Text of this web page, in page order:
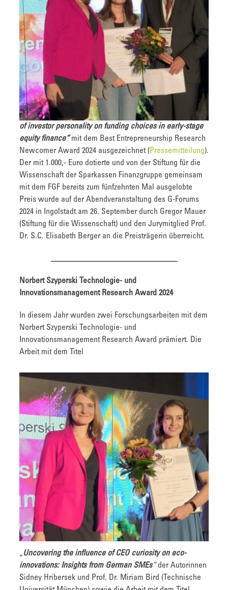
of investor personality on funding choices in early-stage
equity finance“mit dem Best Entrepreneurship Research
Newcomer Award 2024 ausgezeichnet ( Pressemitteilung).
Der mit 1.000,- Euro dotierte und von der Stiftung für die
Wissenschaft der Sparkassen Finanzgruppe gemeinsam
mit dem FGF bereits zum fünfzehnten Mal ausgelobte
Preis wurde auf der Abendveranstaltung des G-Forums
2024 in Ingolstadt am 26. September durch Gregor Mauer
(Stiftung für die Wissenschaft) und den Jurymitglied Prof.
Dr. S.C. Elisabeth Berger an die Preisträgerin überreicht.
Norbert Szyperski Technologie- und
Innovationsmanagement Research Award 2024
In diesem Jahr wurden zwei Forschungsarbeiten mit dem
Norbert Szyperski Technologie- und
Innovationsmanagement Research Award prämiert. Die
Arbeit mit dem Titel
„Uncovering the influence of CEO curiosity on eco-
innovations: Insights from German SMEs“ der Autorinnen
Sidney Hribersek und Prof. Dr. Miriam Bird (Technische